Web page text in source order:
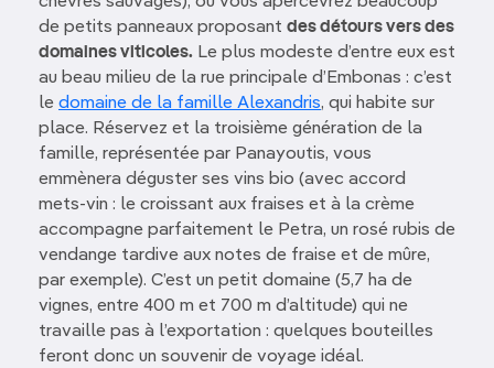
de petits panneaux proposant des détours vers des
domaines viticoles. Le plus modeste d’entre eux est
au beau milieu de la rue principale d’Embonas : c’est
le domaine de la famille Alexandris, qui habite sur
place. Réservez et la troisième génération de la
famille, représentée par Panayoutis, vous
emmènera déguster ses vins bio (avec accord
mets-vin : le croissant aux fraises et à la crème
accompagne parfaitement le Petra, un rosé rubis de
vendange tardive aux notes de fraise et de mûre,
par exemple). C’est un petit domaine (5,7 ha de
vignes, entre 400 m et 700 m d’altitude) qui ne
travaille pas à l’exportation : quelques bouteilles
feront donc un souvenir de voyage idéal.